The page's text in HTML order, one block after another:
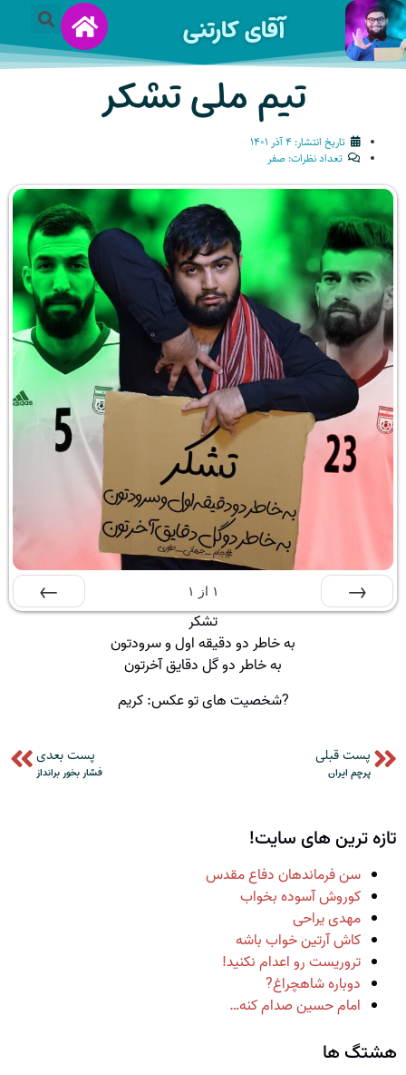
آقای کارتنی
تیم ملی تشکر
تاریخ انتشار:
تعداد نظرات: صفر
۱ از ۱
تشکر
به خاطر دو دقیقه اول و سرودتون
به خاطر دو گل دقایق آخرتون
?شخصیت های تو عکس: کریم
پست قبلی
پرچم ایران
پست بعدی
فشار بخور برانداز
تازه ترین های سایت!
سن فرماندهان دفاع مقدس
کوروش آسوده بخواب
مهدی یراحی
کاش آرتین خواب باشه
تروریست رو اعدام نکنید!
دوباره شاهچراغ?
امام حسین صدام کنه…
هشتگ ها